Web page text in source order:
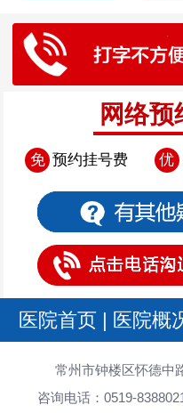
网络预
免 预约挂号费 优
医院首页 | 医院概
常州市钟楼区怀德中
咨询电话：0519-